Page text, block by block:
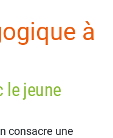
à
le jeune
consacre une